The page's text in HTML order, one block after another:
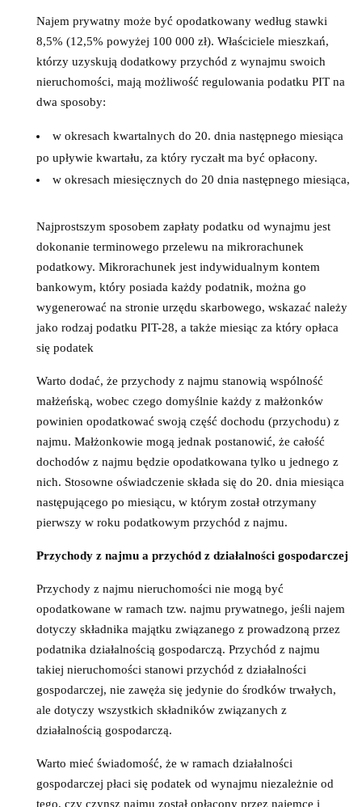
Najem prywatny może być opodatkowany według stawki
8,5% (12,5% powyżej 100 000 zł). Właściciele mieszkań,
którzy uzyskują dodatkowy przychód z wynajmu swoich
nieruchomości, mają możliwość regulowania podatku PIT na
dwa sposoby:
w okresach kwartalnych do 20. dnia następnego miesiąca
po upływie kwartału, za który ryczałt ma być opłacony.
w okresach miesięcznych do 20 dnia następnego miesiąca,
Najprostszym sposobem zapłaty podatku od wynajmu jest
dokonanie terminowego przelewu na mikrorachunek
podatkowy. Mikrorachunek jest indywidualnym kontem
bankowym, który posiada każdy podatnik, można go
wygenerować na stronie urzędu skarbowego, wskazać należy
jako rodzaj podatku PIT-28, a także miesiąc za który opłaca
się podatek
Warto dodać, że przychody z najmu stanowią wspólność
małżeńską, wobec czego domyślnie każdy z małżonków
powinien opodatkować swoją część dochodu (przychodu) z
najmu. Małżonkowie mogą jednak postanowić, że całość
dochodów z najmu będzie opodatkowana tylko u jednego z
nich. Stosowne oświadczenie składa się do 20. dnia miesiąca
następującego po miesiącu, w którym został otrzymany
pierwszy w roku podatkowym przychód z najmu.
Przychody z najmu a przychód z działalności gospodarczej
Przychody z najmu nieruchomości nie mogą być
opodatkowane w ramach tzw. najmu prywatnego, jeśli najem
dotyczy składnika majątku związanego z prowadzoną przez
podatnika działalnością gospodarczą. Przychód z najmu
takiej nieruchomości stanowi przychód z działalności
gospodarczej, nie zawęża się jedynie do środków trwałych,
ale dotyczy wszystkich składników związanych z
działalnością gospodarczą.
Warto mieć świadomość, że w ramach działalności
gospodarczej płaci się podatek od wynajmu niezależnie od
tego, czy czynsz najmu został opłacony przez najemcę i